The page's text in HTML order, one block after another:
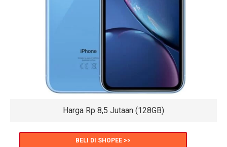
Harga Rp 8,5 Jutaan (128GB)
BELI DI SHOPEE >>